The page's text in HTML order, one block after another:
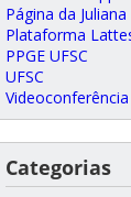
Página da
Plataforma
PPGE UFSC
UFSC
Videoconferência
Categorias